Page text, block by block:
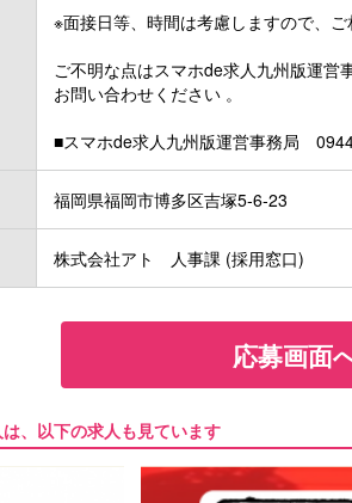
※面接日等、時間は考慮しますので、ご
ご不明な点はスマホde求人九州版運営
お問い合わせください 。
■スマホde求人九州版運営事務局
福岡県福岡市博多区吉塚5‐6‐23
株式会社アト 人事課 (採用窓口)
応募画面
、以下の求人も見ています